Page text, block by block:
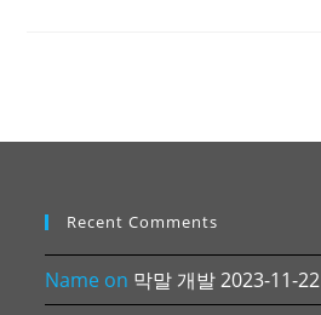
Recent Comments
Name on 막말 개발 2023-11-22